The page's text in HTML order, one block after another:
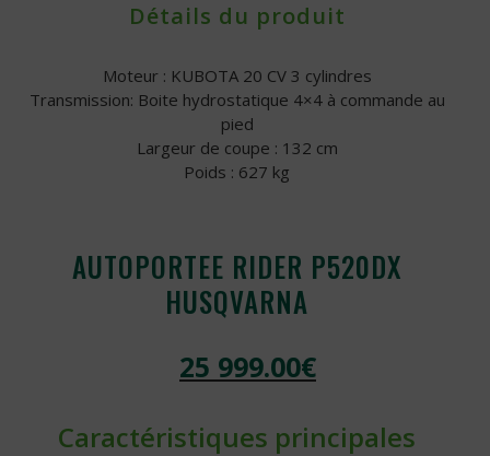
Détails du produit
Moteur : KUBOTA 20 CV 3 cylindres
Transmission: Boite hydrostatique 4×4 à commande au
pied
Largeur de coupe : 132 cm
Poids : 627 kg
AUTOPORTEE RIDER P520DX
HUSQVARNA
25 999.00€
Caractéristiques principales